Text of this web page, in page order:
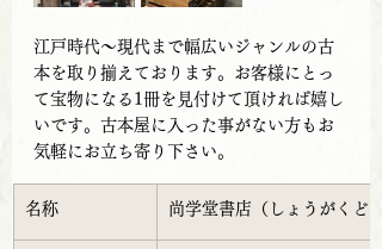
江戸時代～現代まで幅広いジャンルの古
本を取り揃えております。お客様にとっ
て宝物になる1冊を見付けて頂ければ嬉し
いです。古本屋に入った事がない方もお
気軽にお立ち寄り下さい。
名称 尚学堂書店（しょうがくど